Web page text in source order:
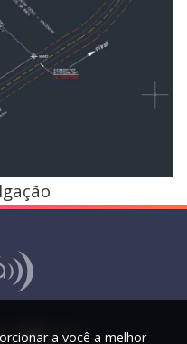
a você a melhor